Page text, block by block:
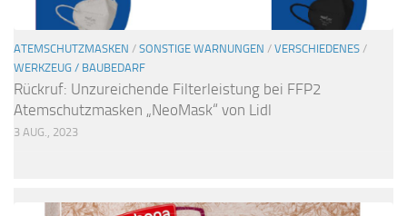
ATEMSCHUTZMASKEN / SONSTIGE WARNUNGEN / VERSCHIEDENES /
WERKZEUG / BAUBEDARF
Rückruf: Unzureichende Filterleistung bei FFP2
Atemschutzmasken „NeoMask“ von Lidl
3 AUG., 2023